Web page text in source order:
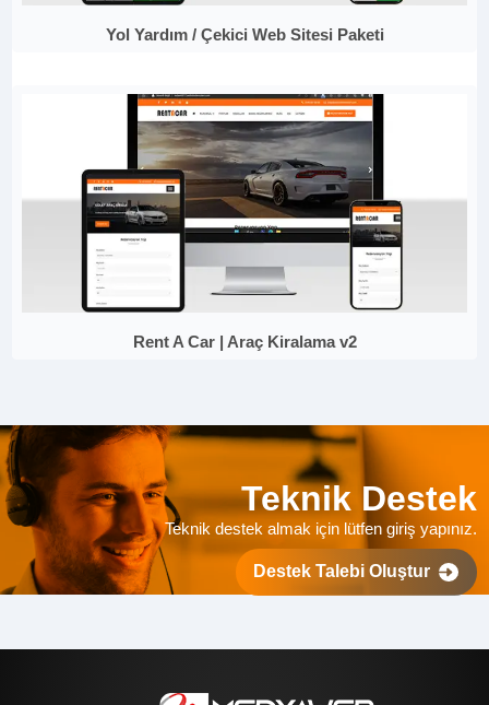
Yol Yardım / Çekici Web Sitesi Paketi
Rent A Car | Araç Kiralama v2
Teknik Destek
Teknik destek almak için lütfen giriş yapınız.
Destek Talebi Oluştur